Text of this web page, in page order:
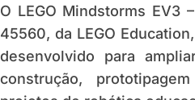
O LEGO Mindstorms EV3
45560, da LEGO Education
desenvolvido para
construção,